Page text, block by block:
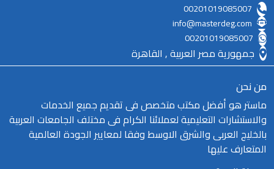
00201019085007
info@masterdeg.com
00201019085007
جمهورية مصر العربية , القاهرة
من نحن
ماستر هو أفضل مكتب متخصص فى تقديم جميع الخدمات
والاستشارات التعليمية لعملائنا الكرام فى مختلف الجامعات العربية
بالخليج العربى والشرق الاوسط وفقا لمعايير الجودة العالمية
المتعارف عليها